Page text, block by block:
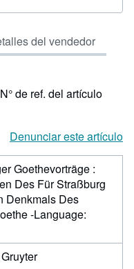
del vendedor
N° de ref. del artículo
Denunciar este artículo
Goethevorträge :
Des Für Straßburg
Denkmals Des
-Language: